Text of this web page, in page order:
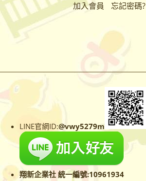
加入會員 忘記密碼?
LINE官網ID:@vwy5279m
翔新企業社 統一編號:10961934